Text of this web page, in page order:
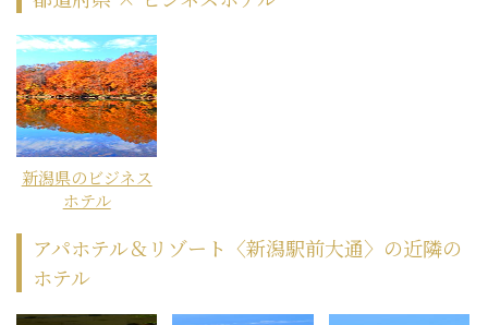
新潟県のビジネス
ホテル
アパホテル＆リゾート〈新潟駅前大通〉の近隣の
ホテル